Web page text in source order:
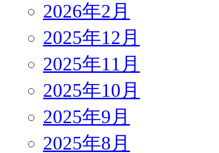
2026年2月
2025年12月
2025年11月
2025年10月
2025年9月
2025年8月